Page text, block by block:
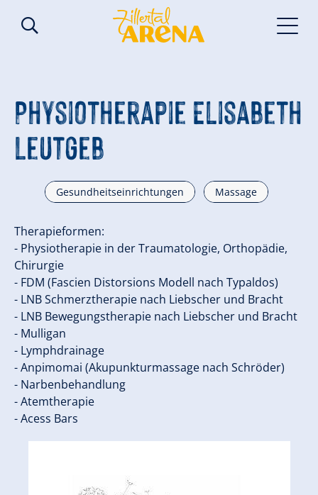
Physiotherapie Elisabeth
Leutgeb
Gesundheitseinrichtungen Massage
Therapieformen:
- Physiotherapie in der Traumatologie, Orthopädie,
Chirurgie ​
- FDM (Fascien Distorsions Modell nach Typaldos) ​
- LNB Schmerztherapie nach Liebscher und Bracht ​
- LNB Bewegungstherapie nach Liebscher und Bracht ​
- Mulligan ​
- Lymphdrainage ​
- Anpimomai (Akupunkturmassage nach Schröder) ​
- Narbenbehandlung ​
- Atemtherapie ​
- Acess Bars